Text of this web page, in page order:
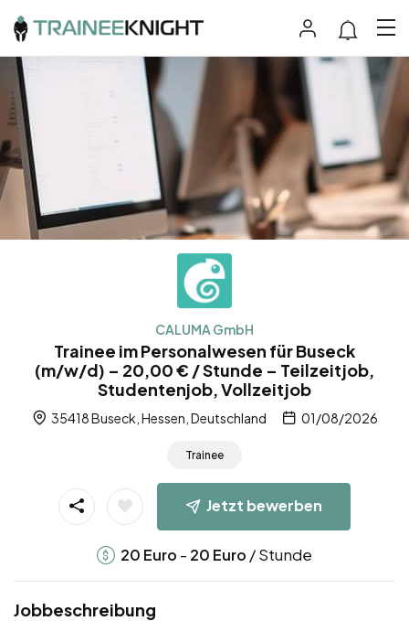
CALUMA GmbH
Trainee im Personalwesen für Buseck
(m/w/d) – 20,00 € / Stunde – Teilzeitjob,
Studentenjob, Vollzeitjob
35418 Buseck, Hessen, Deutschland 01/08/2026
Trainee
Jetzt bewerben
20 Euro - 20 Euro / Stunde
Jobbeschreibung